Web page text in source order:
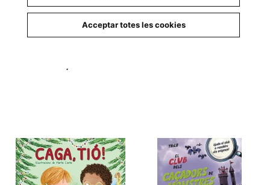
Males bèsties. Episodis 17
i 18
Pica, Repica
Baldó, Estel/Gil,
Acceptar totes les cookies